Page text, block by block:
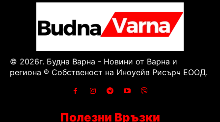
© 2026г. Будна Варна - Новини от Варна и
региона ® Собственост на Иноуейв Рисърч ЕООД.
Полезни Връзки